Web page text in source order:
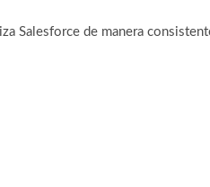
Salesforce de manera